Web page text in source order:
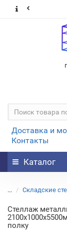
Доставка и
Контакты
Каталог
... Складские
Стеллаж
полку